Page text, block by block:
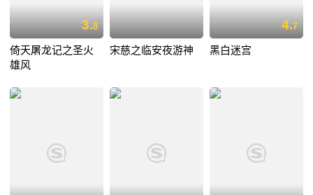
3.8
倚天屠龙记之圣火
雄风
宋慈之临安夜游神
4.7
黑白迷宫